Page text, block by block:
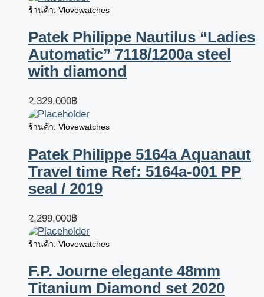
ร้านค้า: Vlovewatches
Patek Philippe Nautilus “Ladies
Automatic” 7118/1200a steel
with diamond
2,329,000฿
ร้านค้า: Vlovewatches
Patek Philippe 5164a Aquanaut
Travel time Ref: 5164a-001 PP
seal / 2019
2,299,000฿
ร้านค้า: Vlovewatches
F.P. Journe elegante 48mm
Titanium Diamond set 2020